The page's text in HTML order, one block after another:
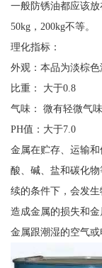
一般防锈油都应该放
50kg，200kg不等。
理化指标：
外观：本品为淡棕色
比重： 大于0.8
气味： 微有轻微气味
PH值：大于7.0
金属在贮存、运输和
酸、碱、盐和碳化
续的条件下，会发
造成金属的损失和
金属跟潮湿的空气或